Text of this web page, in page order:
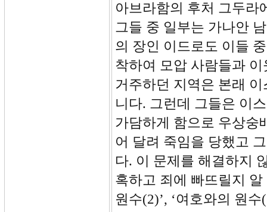
아브라함의 후처 그두라
그들 중 일부는 가나안
의 장인 이드로도 이들
착하여 모압 사람들과
거주하던 지역은 본래
니다. 그런데 그들은 이
가담하게 함으로 우상숭
어 달려 죽임을 당했고
다. 이 문제를 해결하지
혹하고 죄에 빠뜨릴지
원수(2)’, ‘여호와의 원